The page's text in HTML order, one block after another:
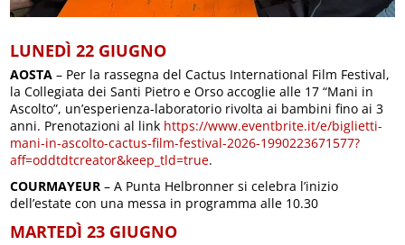
LUNEDÌ 22 GIUGNO
AOSTA – Per la rassegna del Cactus International Film Festival,
la Collegiata dei Santi Pietro e Orso accoglie alle 17 “Mani in
Ascolto”, un’esperienza-laboratorio rivolta ai bambini fino ai 3
anni. Prenotazioni al link https://www.eventbrite.it/e/biglietti-
mani-in-ascolto-cactus-film-festival-2026-1990223671577?
aff=oddtdtcreator&keep_tld=true.
COURMAYEUR – A Punta Helbronner si celebra l’inizio
dell’estate con una messa in programma alle 10.30
MARTEDÌ 23 GIUGNO